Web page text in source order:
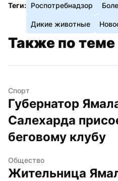
Теги: Роспотребнадзор
Дикие животные
Также по теме
Спорт
Губернатор
Салехарда
беговому клубу
Общество
Жительница